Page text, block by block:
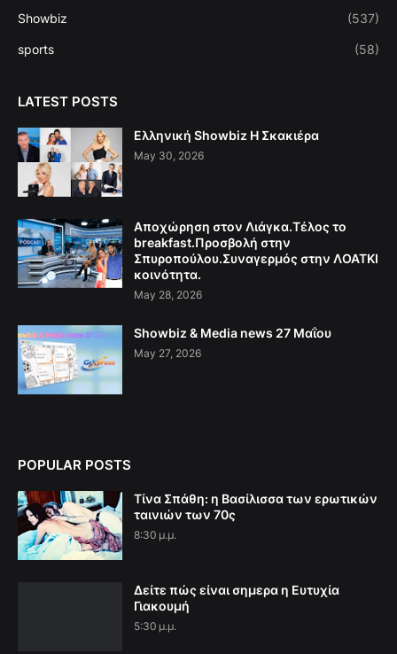
Showbiz (537)
sports (58)
LATEST POSTS
Ελληνική Showbiz Η Σκακιέρα
May 30, 2026
Αποχώρηση στον Λιάγκα.Τέλος το
breakfast.Προσβολή στην
Σπυροπούλου.Συναγερμός στην ΛΟΑΤΚΙ
κοινότητα.
May 28, 2026
Showbiz & Media news 27 Μαΐου
May 27, 2026
POPULAR POSTS
Τίνα Σπάθη: η Βασίλισσα των ερωτικών
ταινιών των 70ς
8:30 μ.μ.
Δείτε πώς είναι σημερα η Ευτυχία
Γιακουμή
5:30 μ.μ.